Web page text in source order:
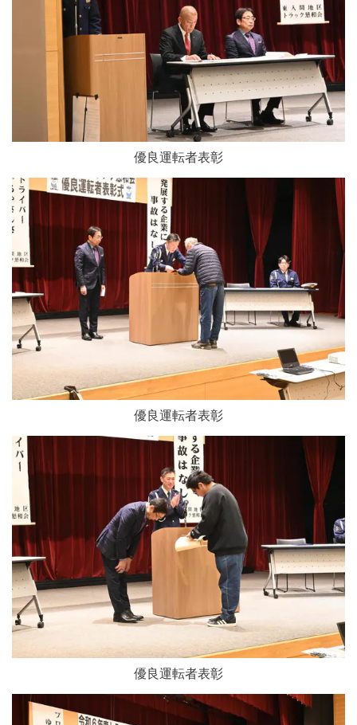
優良運転者表彰
優良運転者表彰
優良運転者表彰